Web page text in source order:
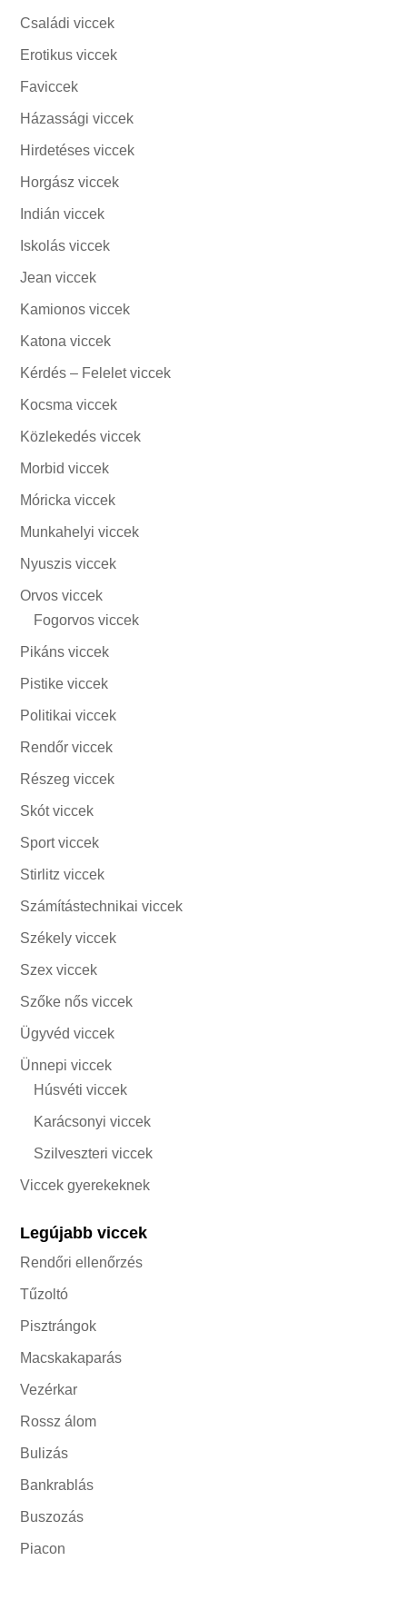
Családi viccek
Erotikus viccek
Faviccek
Házassági viccek
Hirdetéses viccek
Horgász viccek
Indián viccek
Iskolás viccek
Jean viccek
Kamionos viccek
Katona viccek
Kérdés – Felelet viccek
Kocsma viccek
Közlekedés viccek
Morbid viccek
Móricka viccek
Munkahelyi viccek
Nyuszis viccek
Orvos viccek
Fogorvos viccek
Pikáns viccek
Pistike viccek
Politikai viccek
Rendőr viccek
Részeg viccek
Skót viccek
Sport viccek
Stirlitz viccek
Számítástechnikai viccek
Székely viccek
Szex viccek
Szőke nős viccek
Ügyvéd viccek
Ünnepi viccek
Húsvéti viccek
Karácsonyi viccek
Szilveszteri viccek
Viccek gyerekeknek
Legújabb viccek
Rendőri ellenőrzés
Tűzoltó
Pisztrángok
Macskakaparás
Vezérkar
Rossz álom
Bulizás
Bankrablás
Buszozás
Piacon